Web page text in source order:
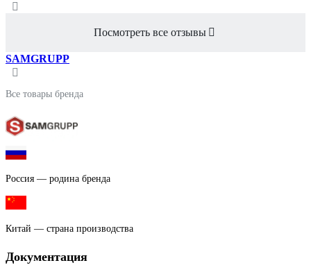
Посмотреть все отзывы
SAMGRUPP
Все товары бренда
Россия — родина бренда
Китай — страна производства
Документация